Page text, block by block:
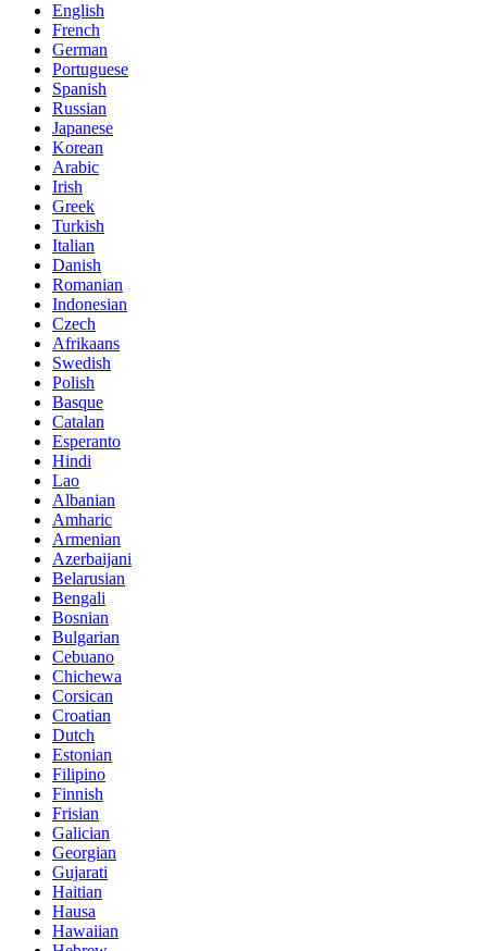
English
French
German
Portuguese
Spanish
Russian
Japanese
Korean
Arabic
Irish
Greek
Turkish
Italian
Danish
Romanian
Indonesian
Czech
Afrikaans
Swedish
Polish
Basque
Catalan
Esperanto
Hindi
Lao
Albanian
Amharic
Armenian
Azerbaijani
Belarusian
Bengali
Bosnian
Bulgarian
Cebuano
Chichewa
Corsican
Croatian
Dutch
Estonian
Filipino
Finnish
Frisian
Galician
Georgian
Gujarati
Haitian
Hausa
Hawaiian